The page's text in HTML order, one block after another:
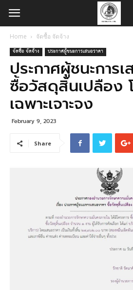
Home จัดซื้อ จัดจ้าง
จัดซื้อ จัดจ้าง ประกาศผู้ชนะการเสนอราคา
ประกาศผู้ชนะการเ
ซื้อวัสดุสิ้นเปลือง
เฉพาะเจาะจง
February 9, 2023
Share